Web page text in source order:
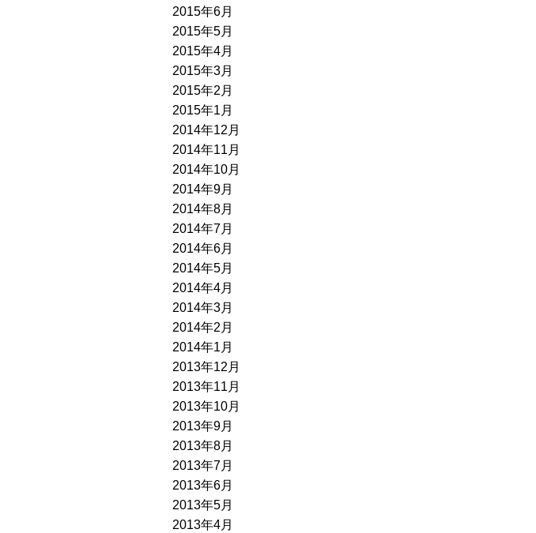
2015年6月
2015年5月
2015年4月
2015年3月
2015年2月
2015年1月
2014年12月
2014年11月
2014年10月
2014年9月
2014年8月
2014年7月
2014年6月
2014年5月
2014年4月
2014年3月
2014年2月
2014年1月
2013年12月
2013年11月
2013年10月
2013年9月
2013年8月
2013年7月
2013年6月
2013年5月
2013年4月